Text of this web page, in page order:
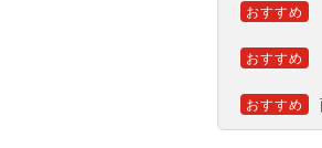
おすすめ
おすすめ
おすすめ